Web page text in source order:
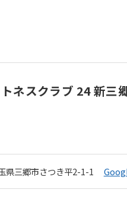
ネスクラブ 24 新三
県三郷市さつき平2-1-1